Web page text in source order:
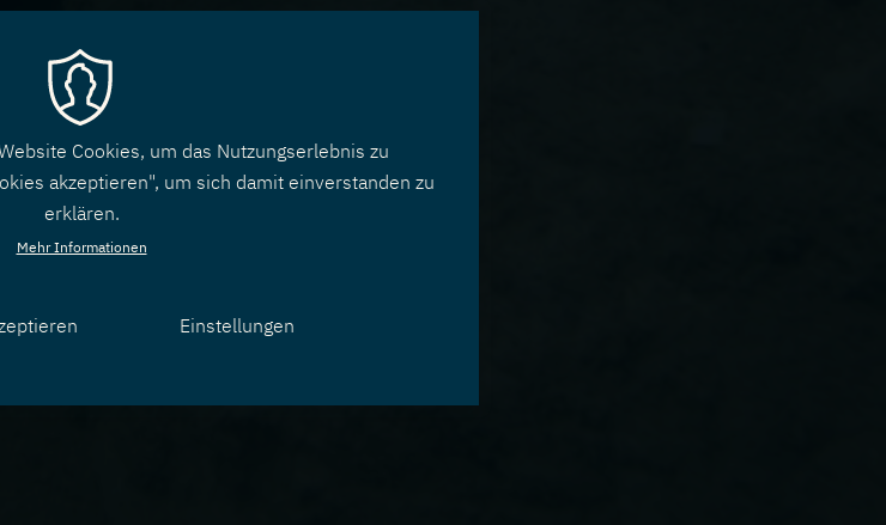
Cookies, um das Nutzungserlebnis zu
akzeptieren", um sich damit einverstanden zu
erklären.
Mehr Informationen
Einstellungen